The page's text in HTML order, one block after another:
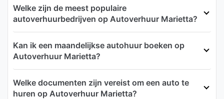
Welke zijn de meest populaire
autoverhuurbedrijven op Autoverhuur Marietta?
Kan ik een maandelijkse autohuur boeken op
Autoverhuur Marietta?
Welke documenten zijn vereist om een auto te
huren op Autoverhuur Marietta?